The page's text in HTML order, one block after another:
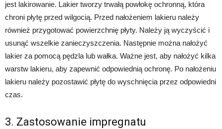
jest lakirowanie. Lakier tworzy trwałą powłokę ochronną, która
chroni płytę przed wilgocią. Przed nałożeniem lakieru należy
również przygotować powierzchnię płyty. Należy ją wyczyścić i
usunąć wszelkie zanieczyszczenia. Następnie można nałożyć
lakier za pomocą pędzla lub wałka. Ważne jest, aby nałożyć kilka
warstw lakieru, aby zapewnić odpowiednią ochronę. Po nałożeniu
lakieru należy pozostawić płytę do wyschnięcia przez odpowiedni
czas.
3. Zastosowanie impregnatu